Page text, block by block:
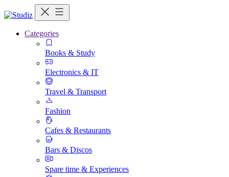
Categories
Books & Study
Electronics & IT
Travel & Transport
Fashion
Cafes & Restaurants
Bars & Discos
Spare time & Experiences